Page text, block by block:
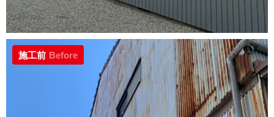
施工前 Before